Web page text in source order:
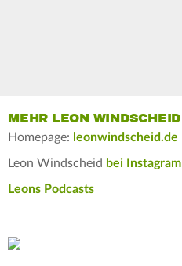
MEHR LEON WINDSCHEID
Homepage: leonwindscheid.de
Leon Windscheid bei Instagram
Leons Podcasts